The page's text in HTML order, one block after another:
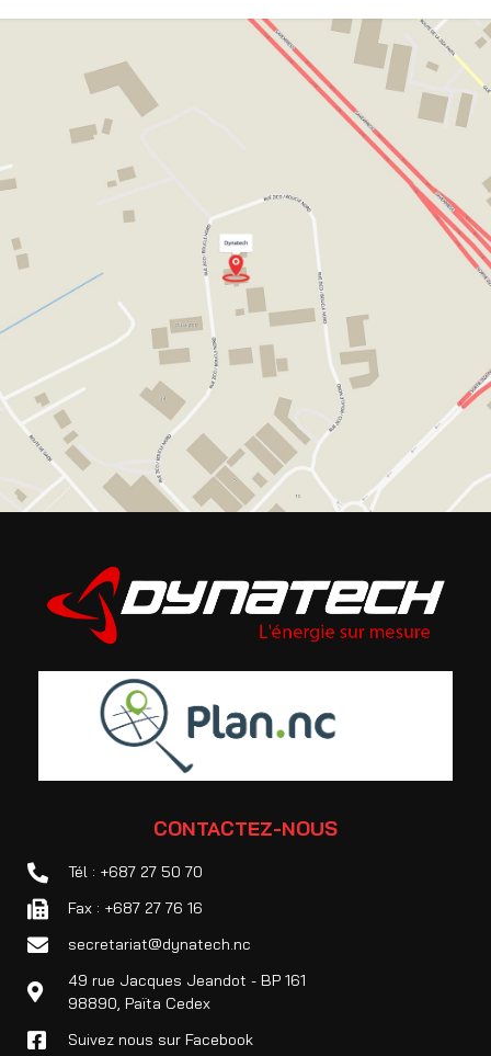
CONTACTEZ-NOUS
Tél : +687 27 50 70
Fax : +687 27 76 16
secretariat@dynatech.nc
49 rue Jacques Jeandot - BP 161
98890, Païta Cedex
Suivez nous sur Facebook